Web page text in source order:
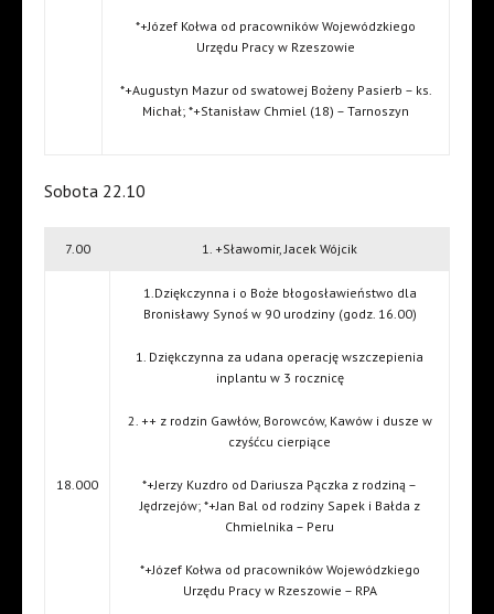
*+Józef Kołwa od pracowników Wojewódzkiego
Urzędu Pracy w Rzeszowie
*+Augustyn Mazur od swatowej Bożeny Pasierb – ks.
Michał; *+Stanisław Chmiel (18) – Tarnoszyn
Sobota 22.10
7.00 1. +Sławomir, Jacek Wójcik
18.000
1.Dziękczynna i o Boże błogosławieństwo dla
Bronisławy Synoś w 90 urodziny (godz. 16.00)
1. Dziękczynna za udana operację wszczepienia
inplantu w 3 rocznicę
2. ++ z rodzin Gawłów, Borowców, Kawów i dusze w
czyśćcu cierpiące
*+Jerzy Kuzdro od Dariusza Pączka z rodziną –
Jędrzejów; *+Jan Bal od rodziny Sapek i Bałda z
Chmielnika – Peru
*+Józef Kołwa od pracowników Wojewódzkiego
Urzędu Pracy w Rzeszowie – RPA